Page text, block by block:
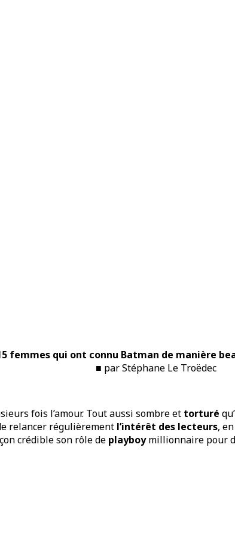
femmes qui ont connu Batman de manière
■ par Stéphane Le Troëdec
fois l’amour. Tout aussi sombre et torturé
relancer régulièrement l’intérêt des lecteurs,
crédible son rôle de playboymillionnaire pour